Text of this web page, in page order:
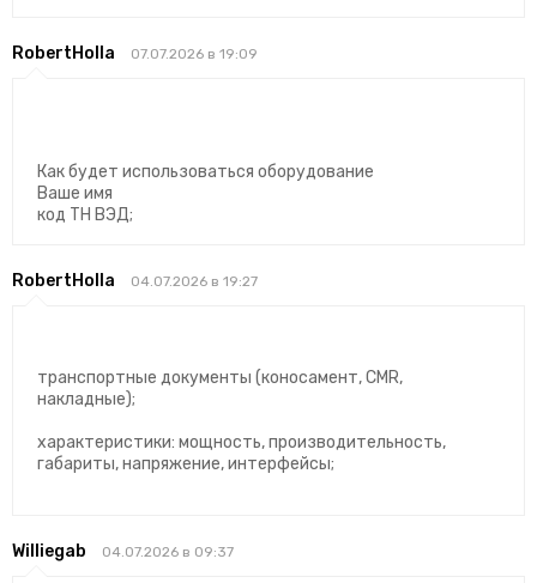
RobertHolla 07.07.2026 в 19:09
Как будет использоваться оборудование
Ваше имя
код ТН ВЭД;
RobertHolla 04.07.2026 в 19:27
транспортные документы (коносамент, CMR,
накладные);
характеристики: мощность, производительность,
габариты, напряжение, интерфейсы;
Williegab 04.07.2026 в 09:37